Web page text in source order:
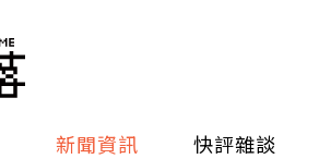
新聞資訊 快評雜談